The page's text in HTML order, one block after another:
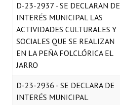
D-23-2937 - SE DECLARAN DE
INTERÉS MUNICIPAL LAS
ACTIVIDADES CULTURALES Y
SOCIALES QUE SE REALIZAN
EN LA PEÑA FOLCLÓRICA EL
JARRO
D-23-2936 - SE DECLARA DE
INTERÉS MUNICIPAL